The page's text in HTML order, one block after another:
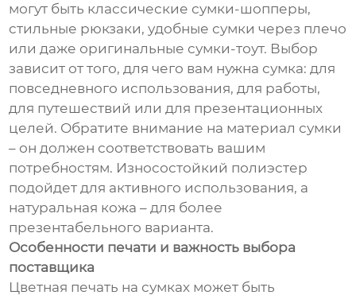
могут быть классические сумки-шопперы,
стильные рюкзаки, удобные сумки через плечо
или даже оригинальные сумки-тоут. Выбор
зависит от того, для чего вам нужна сумка: для
повседневного использования, для работы,
для путешествий или для презентационных
целей. Обратите внимание на материал сумки
– он должен соответствовать вашим
потребностям. Износостойкий полиэстер
подойдет для активного использования, а
натуральная кожа – для более
презентабельного варианта.
Особенности печати и важность выбора
поставщика
Цветная печать на сумках может быть